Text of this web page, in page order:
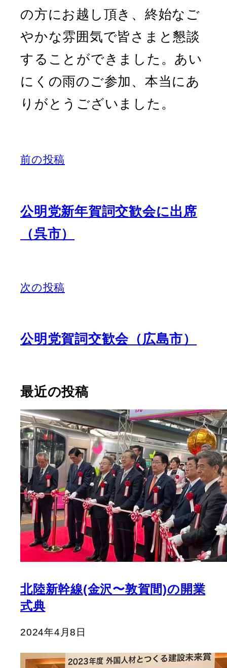
の方にお越し頂き、終始なご
やかな雰囲気で皆さまと懇談
することができました。あい
にくの雨のご参加、本当にあ
りがとうございました。
前の投稿
公明党新年賀詞交歓会に出席
（呉市）
次の投稿
公明党賀詞交歓会（広島市）
最近の投稿
北陸新幹線(金沢〜敦賀間)の開業
式典
2024年4月8日